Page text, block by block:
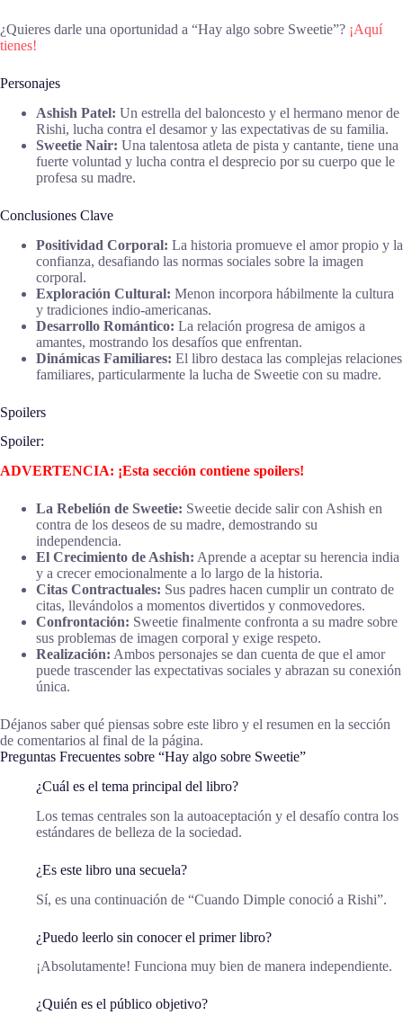
¿Quieres darle una oportunidad a “Hay algo sobre Sweetie”? ¡Aquí
tienes!
Personajes
Ashish Patel: Un estrella del baloncesto y el hermano menor de
Rishi, lucha contra el desamor y las expectativas de su familia.
Sweetie Nair: Una talentosa atleta de pista y cantante, tiene una
fuerte voluntad y lucha contra el desprecio por su cuerpo que le
profesa su madre.
Conclusiones Clave
Positividad Corporal: La historia promueve el amor propio y la
confianza, desafiando las normas sociales sobre la imagen
corporal.
Exploración Cultural: Menon incorpora hábilmente la cultura
y tradiciones indio-americanas.
Desarrollo Romántico: La relación progresa de amigos a
amantes, mostrando los desafíos que enfrentan.
Dinámicas Familiares: El libro destaca las complejas relaciones
familiares, particularmente la lucha de Sweetie con su madre.
Spoilers
Spoiler:
ADVERTENCIA: ¡Esta sección contiene spoilers!
La Rebelión de Sweetie: Sweetie decide salir con Ashish en
contra de los deseos de su madre, demostrando su
independencia.
El Crecimiento de Ashish: Aprende a aceptar su herencia india
y a crecer emocionalmente a lo largo de la historia.
Citas Contractuales: Sus padres hacen cumplir un contrato de
citas, llevándolos a momentos divertidos y conmovedores.
Confrontación: Sweetie finalmente confronta a su madre sobre
sus problemas de imagen corporal y exige respeto.
Realización: Ambos personajes se dan cuenta de que el amor
puede trascender las expectativas sociales y abrazan su conexión
única.
Déjanos saber qué piensas sobre este libro y el resumen en la sección
de comentarios al final de la página.
Preguntas Frecuentes sobre “Hay algo sobre Sweetie”
¿Cuál es el tema principal del libro?
Los temas centrales son la autoaceptación y el desafío contra los
estándares de belleza de la sociedad.
¿Es este libro una secuela?
Sí, es una continuación de “Cuando Dimple conoció a Rishi”.
¿Puedo leerlo sin conocer el primer libro?
¡Absolutamente! Funciona muy bien de manera independiente.
¿Quién es el público objetivo?